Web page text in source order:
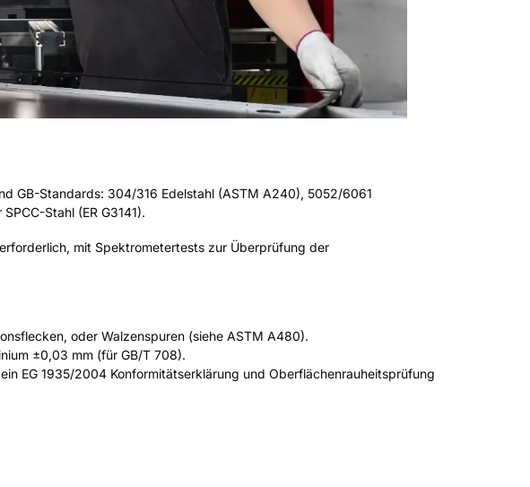
GB-Standards: 304/316 Edelstahl (ASTM A240), 5052/6061
Stahl (ER G3141).
mit Spektrometertests zur Überprüfung der
oder Walzenspuren (siehe ASTM A480).
±0,03 mm (für GB/T 708).
EG 1935/2004 Konformitätserklärung und Oberflächenrauheitsprüfung